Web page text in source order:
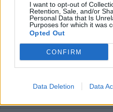
I want to opt-out of
Retention, Sale, and/or
Personal Data that Is
Purposes for which it was
Opted Out
CONFIRM
Data Deletion Data